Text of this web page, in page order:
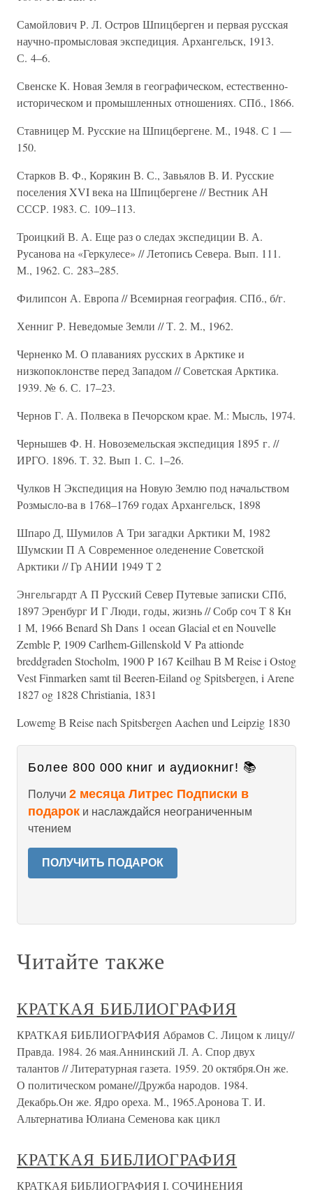
Самойлович Р. Л. Остров Шпицберген и первая русская
научно-промысловая экспедиция. Архангельск, 1913.
С. 4–6.
Свенске К. Новая Земля в географическом, естественно-
историческом и промышленных отношениях. СПб., 1866.
Ставницер М. Русские на Шпицбергене. М., 1948. С 1 —
150.
Старков В. Ф., Корякин В. С., Завьялов В. И. Русские
поселения XVI века на Шпицбергене // Вестник АН
СССР. 1983. С. 109–113.
Троицкий В. А. Еще раз о следах экспедиции В. А.
Русанова на «Геркулесе» // Летопись Севера. Вып. 111.
М., 1962. С. 283–285.
Филипсон А. Европа // Всемирная география. СПб., б/г.
Хенниг Р. Неведомые Земли // Т. 2. М., 1962.
Черненко М. О плаваниях русских в Арктике и
низкопоклонстве перед Западом // Советская Арктика.
1939. № 6. С. 17–23.
Чернов Г. А. Полвека в Печорском крае. М.: Мысль, 1974.
Чернышев Ф. Н. Новоземельская экспедиция 1895 г. //
ИРГО. 1896. Т. 32. Вып 1. С. 1–26.
Чулков Н Экспедиция на Новую Землю под начальством
Розмысло-ва в 1768–1769 годах Архангельск, 1898
Шпаро Д, Шумилов А Три загадки Арктики М, 1982
Шумскии П А Современное оледенение Советской
Арктики // Гр АНИИ 1949 Т 2
Энгельгардт А П Русский Север Путевые записки СПб,
1897 Эренбург И Г Люди, годы, жизнь // Собр соч Т 8 Кн
1 М, 1966 Benard Sh Dans 1 ocean Glacial et en Nouvelle
Zemble P, 1909 Carlhem-Gillenskold V Pa attionde
breddgraden Stocholm, 1900 P 167 Keilhau В M Reise i Ostog
Vest Finmarken samt til Beeren-Eiland og Spitsbergen, i Arene
1827 og 1828 Christiania, 1831
Lowemg В Reise nach Spitsbergen Aachen und Leipzig 1830
Более 800 000 книг и аудиокниг! 📚
Получи 2 месяца Литрес Подписки в
подарок и наслаждайся неограниченным
чтением
ПОЛУЧИТЬ ПОДАРОК
Читайте также
КРАТКАЯ БИБЛИОГРАФИЯ
КРАТКАЯ БИБЛИОГРАФИЯ Абрамов С. Лицом к лицу//
Правда. 1984. 26 мая.Аннинский Л. А. Спор двух
талантов // Литературная газета. 1959. 20 октября.Он же.
О политическом романе//Дружба народов. 1984.
Декабрь.Он же. Ядро ореха. М., 1965.Аронова Т. И.
Альтернатива Юлиана Семенова как цикл
КРАТКАЯ БИБЛИОГРАФИЯ
КРАТКАЯ БИБЛИОГРАФИЯ I. СОЧИНЕНИЯ